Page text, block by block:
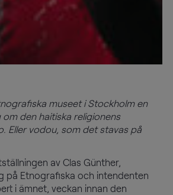
museet i Stockholm en
den haitiska religionens
Eller vodou, som det stavas på
av Clas Günther,
på Etnografiska och intendenten
i ämnet, veckan innan den